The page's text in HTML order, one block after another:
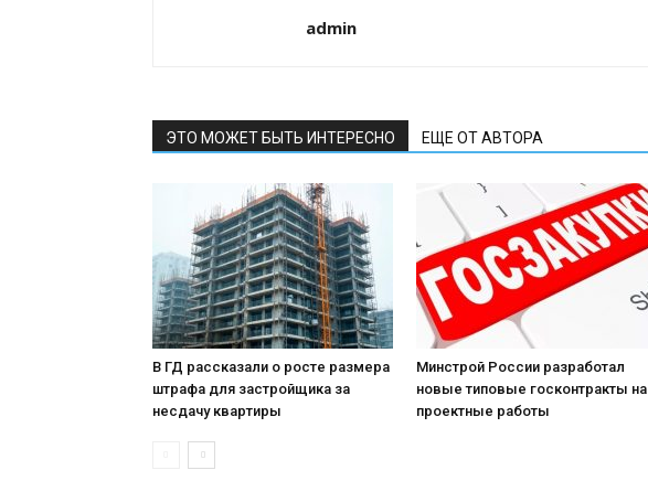
admin
ЭТО МОЖЕТ БЫТЬ ИНТЕРЕСНО ЕЩЕ ОТ АВТОРА
В ГД рассказали о росте размера
штрафа для застройщика за
несдачу квартиры
Минстрой России разработал
новые типовые госконтракты на
проектные работы